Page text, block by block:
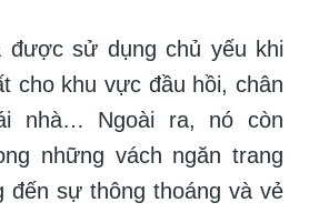
được sử dụng chủ yếu khi
cho khu vực đầu hồi, chân
nhà… Ngoài ra, nó còn
những vách ngăn trang
đến sự thông thoáng và vẻ